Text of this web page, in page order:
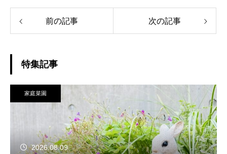
前の記事 次の記事
特集記事
家庭菜園
2026.08.09